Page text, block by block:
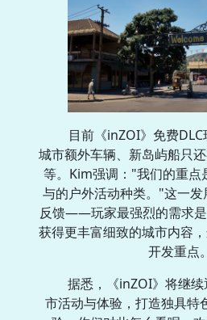
目前《inZOI》免费
城市额外车辆、新岛屿船只
等。Kim强调："我们的重点
与的户外活动种类。"这一
反馈——玩家最强烈的需求
获得更丰富细致的城市内容
开发重点。
据悉，《inZOI》将继
市活动与体验，打造独具特